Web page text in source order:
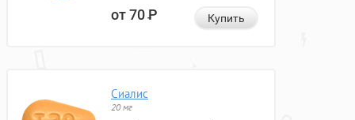
от 70Р Купить
Сиалис
20 мг